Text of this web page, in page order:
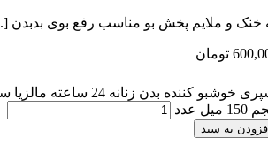
و ملایم پخش بو مناسب رفع بوی بدبدن [...]
تومان
به سبد